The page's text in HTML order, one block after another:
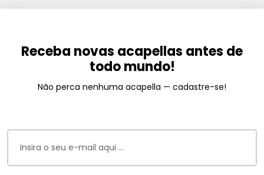
Receba novas acapellas antes de
todo mundo!
Não perca nenhuma acapella — cadastre-se!